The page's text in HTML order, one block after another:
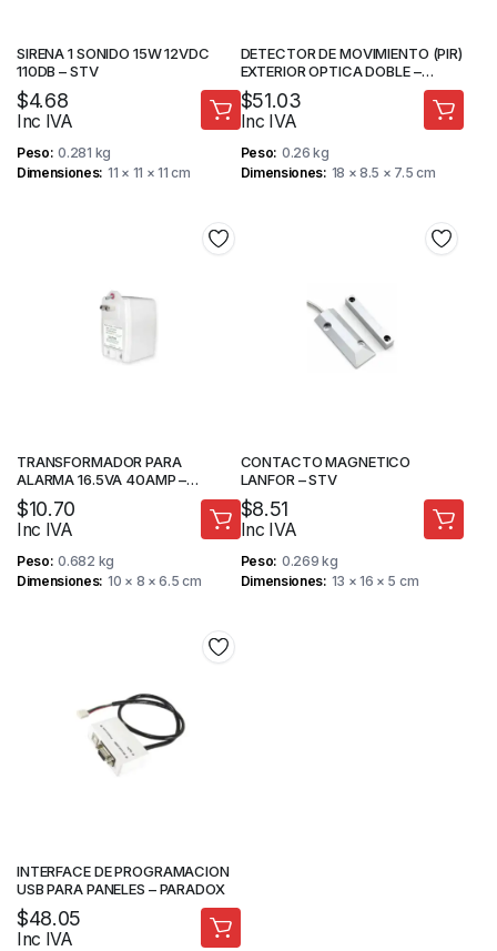
SIRENA 1 SONIDO 15W 12VDC
110DB – STV
$4.68
Inc IVA
Peso 0.281 kg
Dimensiones 11 × 11 × 11 cm
DETECTOR DE MOVIMIENTO (PIR)
EXTERIOR OPTICA DOBLE –
PARADOX
$51.03
Inc IVA
Peso 0.26 kg
Dimensiones 18 × 8.5 × 7.5 cm
TRANSFORMADOR PARA
ALARMA 16.5VA 40AMP –
PARADOX
$10.70
Inc IVA
Peso 0.682 kg
Dimensiones 10 × 8 × 6.5 cm
CONTACTO MAGNETICO
LANFOR – STV
$8.51
Inc IVA
Peso 0.269 kg
Dimensiones 13 × 16 × 5 cm
INTERFACE DE PROGRAMACION
USB PARA PANELES – PARADOX
$48.05
Inc IVA